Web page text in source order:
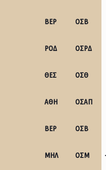
ΒΕΡ ΟΣΒ
ΡΟΔ ΟΣΡΔ
ΘΕΣ ΟΣΘ
ΑΘΗ ΟΣΑΠ
ΒΕΡ ΟΣΒ
ΜΗΛ ΟΣΜ